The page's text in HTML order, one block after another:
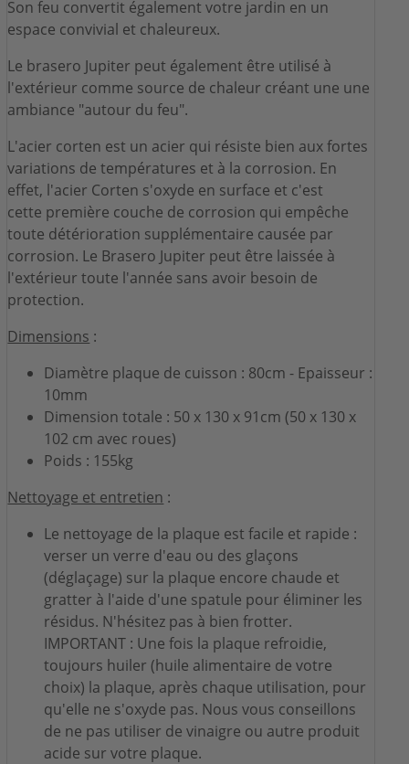
Son feu convertit également votre jardin en un
espace convivial et chaleureux.
Le brasero Jupiter peut également être utilisé à
l'extérieur comme source de chaleur créant une une
ambiance "autour du feu".
L'acier corten est un acier qui résiste bien aux fortes
variations de températures et à la corrosion. En
effet, l'acier Corten s'oxyde en surface et c'est
cette première couche de corrosion qui empêche
toute détérioration supplémentaire causée par
corrosion. Le Brasero Jupiter peut être laissée à
l'extérieur toute l'année sans avoir besoin de
protection.
Dimensions :
Diamètre plaque de cuisson : 80cm - Epaisseur :
10mm
Dimension totale : 50 x 130 x 91cm (50 x 130 x
102 cm avec roues)
Poids : 155kg
Nettoyage et entretien :
Le nettoyage de la plaque est facile et rapide :
verser un verre d'eau ou des glaçons
(déglaçage) sur la plaque encore chaude et
gratter à l'aide d'une spatule pour éliminer les
résidus. N'hésitez pas à bien frotter.
IMPORTANT : Une fois la plaque refroidie,
toujours huiler (huile alimentaire de votre
choix) la plaque, après chaque utilisation, pour
qu'elle ne s'oxyde pas. Nous vous conseillons
de ne pas utiliser de vinaigre ou autre produit
acide sur votre plaque.